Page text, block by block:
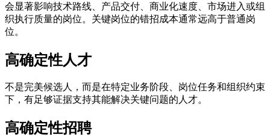
会显著影响技术路线、产品交付、商业化速度、市场进入或组
织执行质量的岗位。关键岗位的错招成本通常远高于普通岗
位。
高确定性人才
不是完美候选人，而是在特定业务阶段、岗位任务和组织约束
下，有足够证据支持其能解决关键问题的人才。
高确定性招聘